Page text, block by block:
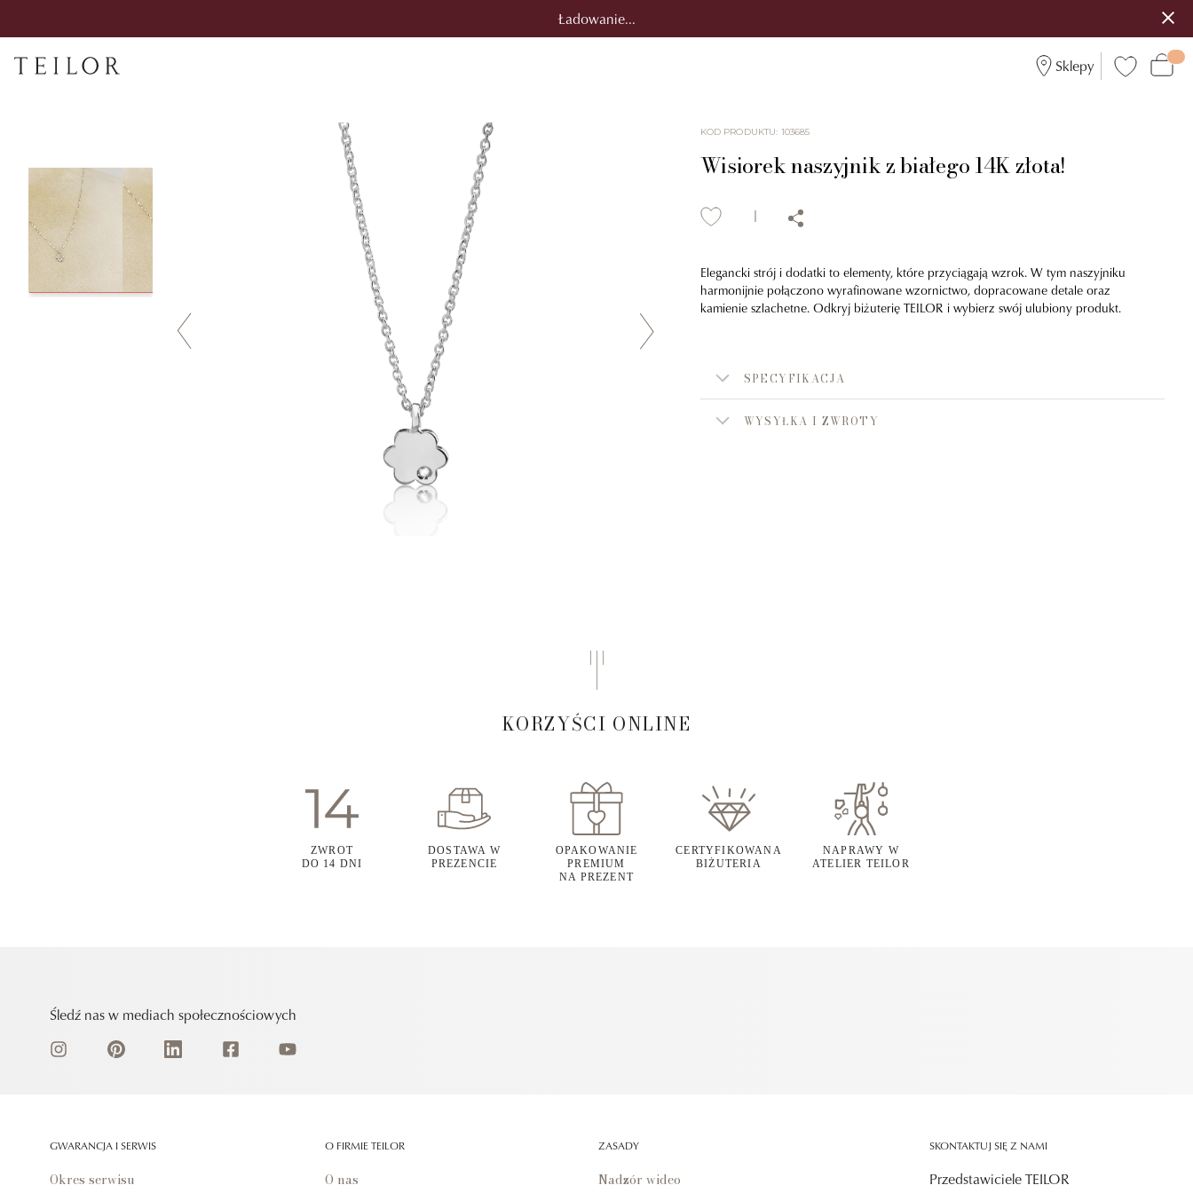
Ładowanie...
Sklepy
KOD PRODUKTU: 103685
Wisiorek naszyjnik z białego 14K złota!
Elegancki strój i dodatki to elementy, które przyciągają wzrok. W tym naszyjniku
harmonijnie połączono wyrafinowane wzornictwo, dopracowane detale oraz
kamienie szlachetne. Odkryj biżuterię TEILOR i wybierz swój ulubiony produkt.
SPECYFIKACJA
WYSYŁKA I ZWROTY
KORZYŚCI ONLINE
ZWROT
DO 14 DNI
DOSTAWA W
PREZENCIE
OPAKOWANIE
PREMIUM
NA PREZENT
CERTYFIKOWANA
BIŻUTERIA
NAPRAWY W
ATELIER TEILOR
Śledź nas w mediach społecznościowych
GWARANCJA I SERWIS
Okres serwisu
O FIRMIE TEILOR
O nas
ZASADY
Nadzór wideo
SKONTAKTUJ SIĘ Z NAMI
Przedstawiciele TEILOR